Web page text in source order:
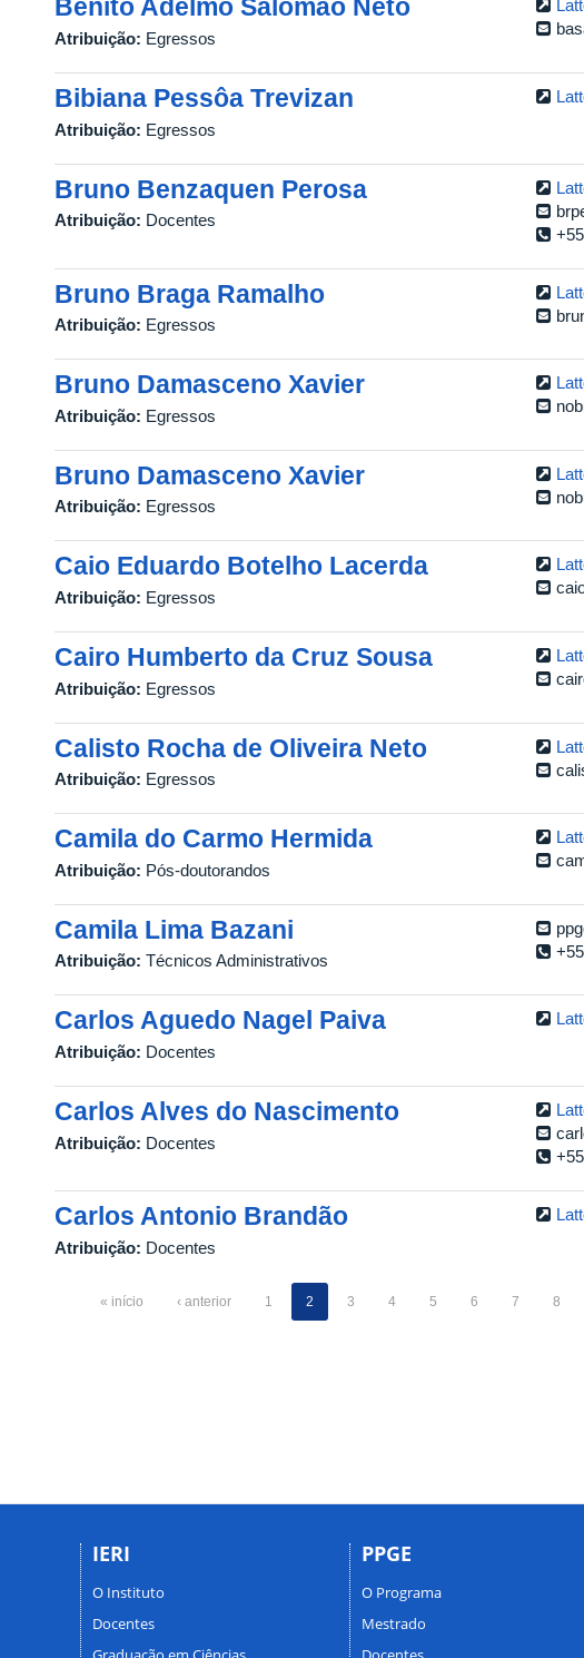
Benito Adelmo Salomão Neto
Atribuição: Egressos
Bibiana Pessôa Trevizan
Atribuição: Egressos
Bruno Benzaquen Perosa
Atribuição: Docentes
Bruno Braga Ramalho
Atribuição: Egressos
Bruno Damasceno Xavier
Atribuição: Egressos
Bruno Damasceno Xavier
Atribuição: Egressos
Caio Eduardo Botelho Lacerda
Atribuição: Egressos
Cairo Humberto da Cruz Sousa
Atribuição: Egressos
Calisto Rocha de Oliveira Neto
Atribuição: Egressos
Camila do Carmo Hermida
Atribuição: Pós-doutorandos
Camila Lima Bazani
Atribuição: Técnicos Administrativos
Carlos Aguedo Nagel Paiva
Atribuição: Docentes
Carlos Alves do Nascimento
Atribuição: Docentes
Carlos Antonio Brandão
Atribuição: Docentes
« início ‹ anterior 1 2 3 4 5 6 7 8
IERI
O Instituto
Docentes
PPGE
O Programa
Mestrado